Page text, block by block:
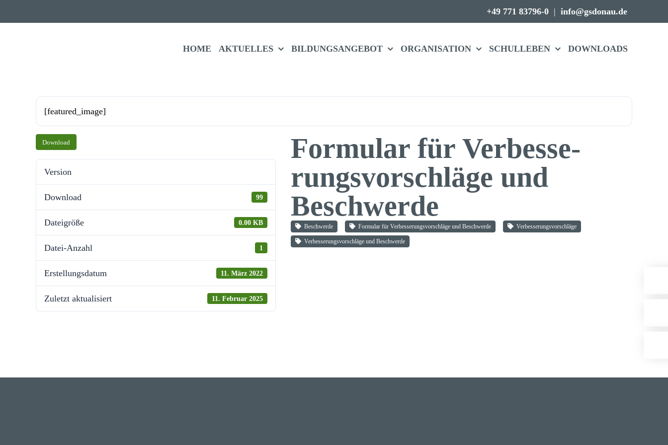
+49 771 83796-0 | info@gsdonau.de
HOME AKTU­ELLES BILDUNGS­ANGEBOT ORGA­NI­SA­TION SCHUL­LEBEN DOWN­LOADS
[featured_​image]
Down­load
Version
Down­load 99
Datei­größe 0.00 KB
Datei-Anzahl 1
Erstel­lungs­datum 11. März 2022
Zuletzt aktua­li­siert 11. Februar 2025
Formular für Verbes­se­
rungs­vor­schläge und
Beschwerde
Beschwerde Formular für Verbes­se­rungs­vor­schläge und Beschwerde Verbes­se­rungs­vor­schläge
Verbes­se­rungs­vor­schläge und Beschwerde